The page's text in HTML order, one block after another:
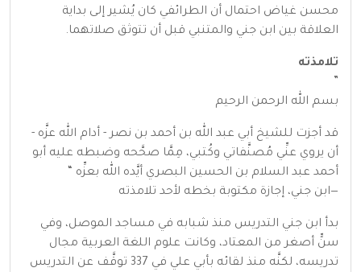
محسن غياض احتمال أن الطرائفي كان يُشير إلى بداية
العلاقة بين ابن جني والمتنبي قبل أن تتوثق صلاتهما.
تلامذته
”
بسم الله الرحمن الرحيم
قد أجزت للشيخ أبي عبد الله بن أحمد بن نصر - أدام الله عزَّه -
أن يروي عنِّي مُصنَّفاتي وكُتبي، مِمَّا صحَّحه وضبطه عليه أبو
أحمد عبد السلام بن الحسين البصري أيَّده الله بعزِّه “
—ابن جني، إجازة مكتوبة بخطه لأحد تلامذته
بدأ ابن جني التدريس منذ شبابه في مساجد الموصل، وفي
سنٍّ أصغر من المعتاد، وكانت علوم اللغة العربية مجال
تدريسه، لكنَّه منذ لقائه بأبي علي في 337 توقَّف عن التدريس